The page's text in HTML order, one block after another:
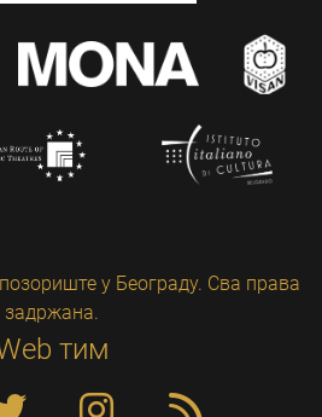
у Београду. Сва права
задржана.
тим